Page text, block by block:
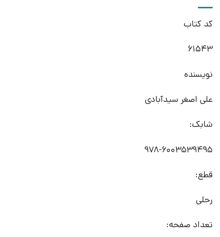
کد کتاب
61543
نویسنده
علی اصغر سیدآبادی
شابک:
978-6003539495
قطع:
رحلی
تعداد صفحه: